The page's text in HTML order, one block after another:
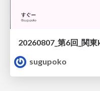
sugupoko